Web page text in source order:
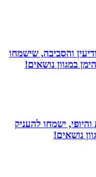
והסביבה, שישמחו
נושאים!
ישמחו להעניק